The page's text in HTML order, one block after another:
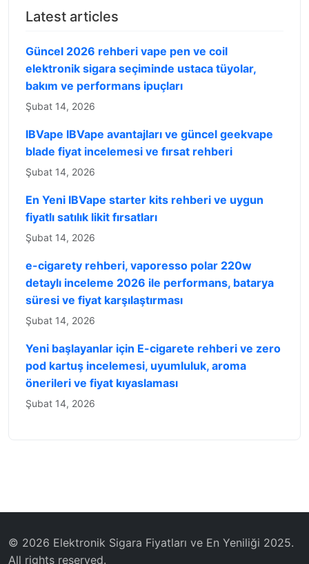
Latest articles
Güncel 2026 rehberi vape pen ve coil
elektronik sigara seçiminde ustaca tüyolar,
bakım ve performans ipuçları
Şubat 14, 2026
IBVape IBVape avantajları ve güncel geekvape
blade fiyat incelemesi ve fırsat rehberi
Şubat 14, 2026
En Yeni IBVape starter kits rehberi ve uygun
fiyatlı satılık likit fırsatları
Şubat 14, 2026
e-cigarety rehberi, vaporesso polar 220w
detaylı inceleme 2026 ile performans, batarya
süresi ve fiyat karşılaştırması
Şubat 14, 2026
Yeni başlayanlar için E-cigarete rehberi ve zero
pod kartuş incelemesi, uyumluluk, aroma
önerileri ve fiyat kıyaslaması
Şubat 14, 2026
© 2026 Elektronik Sigara Fiyatları ve En Yeniliği 2025.
All rights reserved.